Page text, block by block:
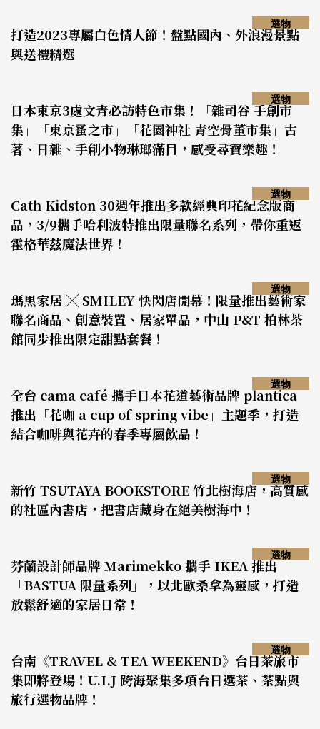
打造2023專屬白色情人節！盤點國內、外浪漫景點
與送禮精選
選物
日本東京3處文青必訪特色市集！「雜司谷 手創市
集」「東京蚤之市」「花園神社 青空骨董市集」古
著、日雜、手創小物琳瑯滿目，感受尋寶樂趣！
選物
Cath Kidston 30週年推出多款經典印花紀念版商
品，3/9攜手哈利波特推出限量聯名系列，帶你重返
霍格華茲魔法世界！
選物
瑪黑家居 ╳ SMILEY 快閃店開幕！限量推出藝術家
聯名商品、創意裝置、居家單品，中山 P&T 柏林茶
館同步推出限定甜點套餐！
選物
全台 cama café 攜手日本花道藝術品牌 plantica
推出「花咖 a cup of spring vibe」主題季，打造
結合咖啡與花卉的春季專屬飲品！
選物
新竹 TSUTAYA BOOKSTORE 竹北樹海店，高質感
的社區內書店，把書店藏身在絕美樹海中！
選物
芬蘭設計師品牌 Marimekko 攜手 IKEA 推出
「BASTUA 限量系列」，以北歐桑拿為靈感，打造
放鬆舒適的家居日常！
選物
台南《TRAVEL & TEA WEEKEND》台日茶旅市
集即將登場！U.I.J 跨海聚集多項台日選茶、茶點與
旅行選物品牌！
選物